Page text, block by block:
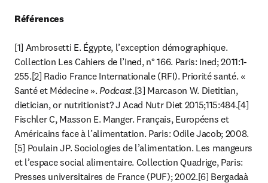
Références
[1] Ambrosetti E. Égypte, l’exception démographique.
Collection Les Cahiers de l’Ined, n° 166. Paris: Ined; 2011:1-
255.[2] Radio France Internationale (RFI). Priorité santé. «
Santé et Médecine ». Podcast.[3] Marcason W. Dietitian,
dietician, or nutritionist? J Acad Nutr Diet 2015;115:484.[4]
Fischler C, Masson E. Manger. Français, Européens et
Américains face à l’alimentation. Paris: Odile Jacob; 2008.
[5] Poulain JP. Sociologies de l’alimentation. Les mangeurs
et l’espace social alimentaire. Collection Quadrige, Paris:
Presses universitaires de France (PUF); 2002.[6] Bergadaà